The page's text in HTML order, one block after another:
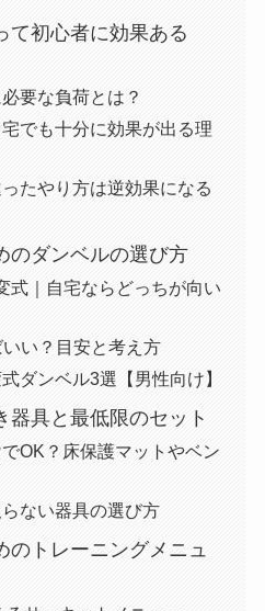
て初心者に効果ある
要な負荷とは？
でも十分に効果が出る理
たやり方は逆効果になる
のダンベルの選び方
式｜自宅ならどっちが向い
い？目安と考え方
ダンベル3選【男性向け】
器具と最低限のセット
OK？床保護マットやベン
ない器具の選び方
のトレーニングメニュ